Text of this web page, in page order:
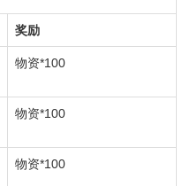
奖励
物资*100
物资*100
物资*100